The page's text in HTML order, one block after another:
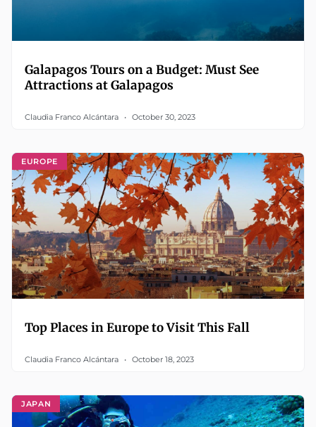
Galapagos Tours on a Budget: Must See
Attractions at Galapagos
Claudia Franco Alcántara October 30, 2023
EUROPE
Top Places in Europe to Visit This Fall
Claudia Franco Alcántara October 18, 2023
JAPAN